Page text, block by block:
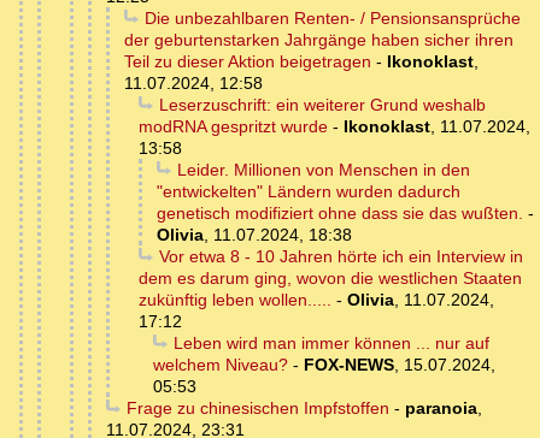
Die unbezahlbaren Renten- / Pensionsansprüche
der geburtenstarken Jahrgänge haben sicher ihren
Teil zu dieser Aktion beigetragen - Ikonoklast,
11.07.2024, 12:58
Leserzuschrift: ein weiterer Grund weshalb
modRNA gespritzt wurde - Ikonoklast, 11.07.2024,
13:58
Leider. Millionen von Menschen in den
"entwickelten" Ländern wurden dadurch
genetisch modifiziert ohne dass sie das wußten. -
Olivia, 11.07.2024, 18:38
Vor etwa 8 - 10 Jahren hörte ich ein Interview in
dem es darum ging, wovon die westlichen Staaten
zukünftig leben wollen..... - Olivia, 11.07.2024,
17:12
Leben wird man immer können ... nur auf
welchem Niveau? - FOX-NEWS, 15.07.2024,
05:53
Frage zu chinesischen Impfstoffen - paranoia,
11.07.2024, 23:31